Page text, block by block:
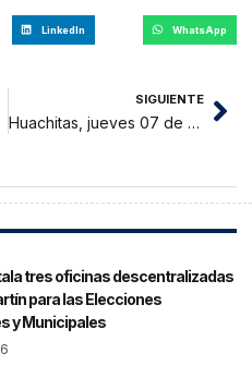
LinkedIn WhatsApp
SIGUIENTE
Huachitas, jueves 07 de marzo 2024
tres oficinas descentralizadas
para las Elecciones
y Municipales